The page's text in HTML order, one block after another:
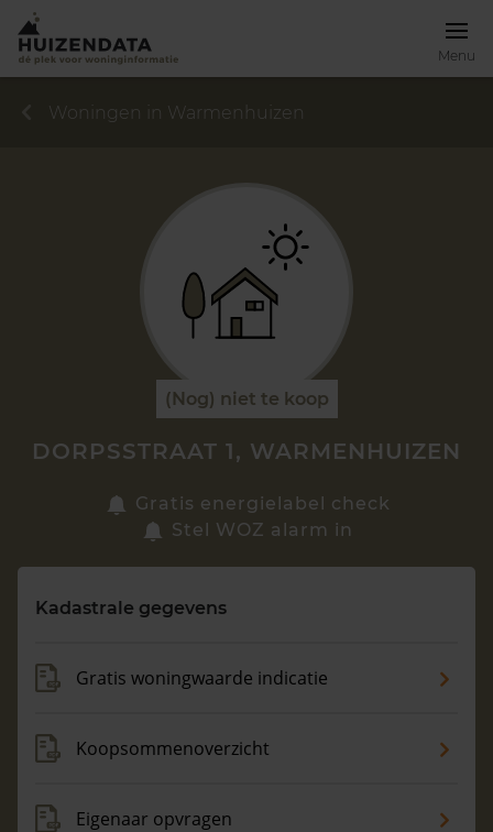
Menu
Zoek een woning
Maandag t/m vrijdag - 08:00 -18:00
Woningen in Warmenhuizen
(Nog) niet te koop
DORPSSTRAAT 1, WARMENHUIZEN
Gratis energielabel check
Stel WOZ alarm in
Kadastrale gegevens
Gratis woningwaarde indicatie
Koopsommenoverzicht
Eigenaar opvragen